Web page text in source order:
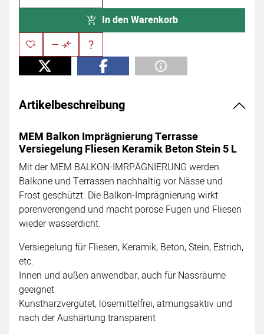
In den Warenkorb
Artikelbeschreibung
MEM Balkon Imprägnierung Terrasse
Versiegelung Fliesen Keramik Beton Stein 5 L
Mit der MEM BALKON-IMRPÄGNIERUNG werden
Balkone und Terrassen nachhaltig vor Nässe und
Frost geschützt. Die Balkon-Imprägnierung wirkt
porenverengend und macht poröse Fugen und Fliesen
wieder wasserdicht.
Versiegelung für Fliesen, Keramik, Beton, Stein, Estrich,
etc.
Innen und außen anwendbar, auch für Nassräume
geeignet
Kunstharzvergütet, lösemittelfrei, atmungsaktiv und
nach der Aushärtung transparent